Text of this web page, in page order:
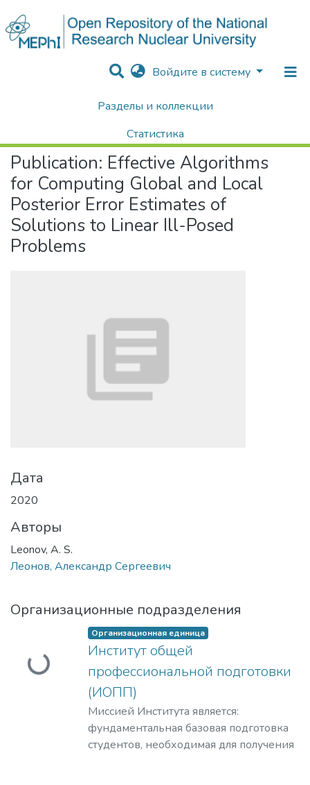
Войдите в систему
Разделы и коллекции
Статистика
Поиск
Научные публикации / Препринты
Publication: Effective Algorithms
for Computing Global and Local
Posterior Error Estimates of
Solutions to Linear Ill-Posed
Problems
Дата
2020
Авторы
Leonov, A. S.
Леонов, Александр Сергеевич
Организационные подразделения
Загружается...Организационная единица
Институт общей
профессиональной подготовки
(ИОПП)
Миссией Института является:
фундаментальная базовая подготовка
студентов, необходимая для получения